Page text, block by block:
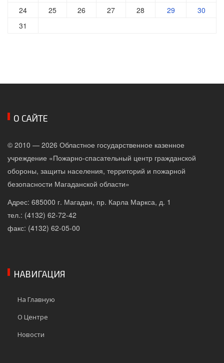
24
25 26 27 28 29
30
31
О САЙТЕ
© 2010 — 2026 Областное государственное казенное
учреждение «Пожарно-спасательный центр гражданской
обороны, защиты населения, территорий и пожарной
безопасности Магаданской области»
Адрес: 685000 г. Магадан, пр. Карла Маркса, д. 1
тел.: (4132) 62-72-42
факс: (4132) 62-05-00
НАВИГАЦИЯ
На Главную
О Центре
Новости